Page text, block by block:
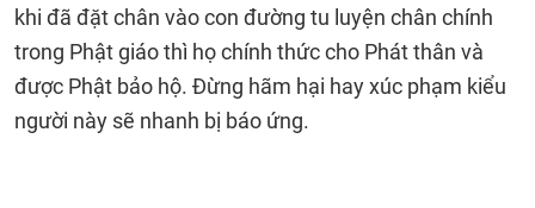
khi đã đặt chân vào con đường tu luyện chân chính
trong Phật giáo thì họ chính thức cho Phát thân và
được Phật bảo hộ. Đừng hãm hại hay xúc phạm kiểu
người này sẽ nhanh bị báo ứng.